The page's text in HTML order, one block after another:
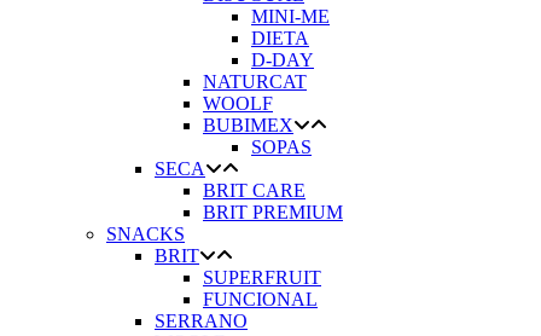
MINI-ME
DIETA
D-DAY
NATURCAT
WOOLF
BUBIMEX
SOPAS
SECA
BRIT CARE
BRIT PREMIUM
SNACKS
BRIT
SUPERFRUIT
FUNCIONAL
SERRANO